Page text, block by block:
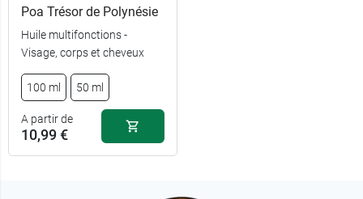
16,99 €
Tupai Energy 16,99 €
Poa Trésor de Polynésie
Huile multifonctions -
Visage, corps et cheveux
100 ml 50 ml
A partir de
10,99 €